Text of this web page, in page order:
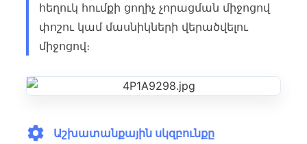
հեղուկ հումքի ցողիչ չորացման միջոցով
փոշու կամ մասնիկների վերածվելու
միջոցով։
Աշխատանքային սկզբունքը